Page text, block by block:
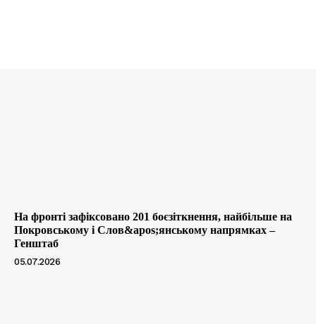
На фронті зафіксовано 201 боєзіткнення, найбільше на
Покровському і Слов&apos;янському напрямках –
Генштаб
05.07.2026